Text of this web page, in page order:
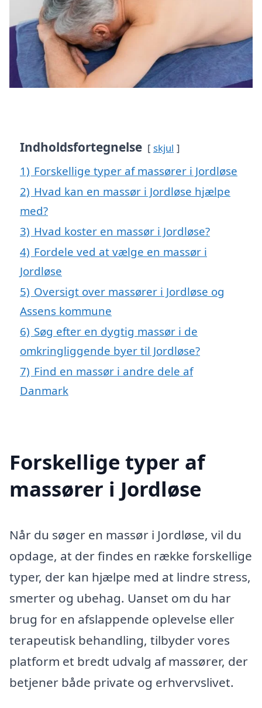
Indholdsfortegnelse skjul
1) Forskellige typer af massører i Jordløse
2) Hvad kan en massør i Jordløse hjælpe
med?
3) Hvad koster en massør i Jordløse?
4) Fordele ved at vælge en massør i
Jordløse
5) Oversigt over massører i Jordløse og
Assens kommune
6) Søg efter en dygtig massør i de
omkringliggende byer til Jordløse?
7) Find en massør i andre dele af
Danmark
Forskellige typer af
massører i Jordløse
Når du søger en massør i Jordløse, vil du
opdage, at der findes en række forskellige
typer, der kan hjælpe med at lindre stress,
smerter og ubehag. Uanset om du har
brug for en afslappende oplevelse eller
terapeutisk behandling, tilbyder vores
platform et bredt udvalg af massører, der
betjener både private og erhvervslivet.